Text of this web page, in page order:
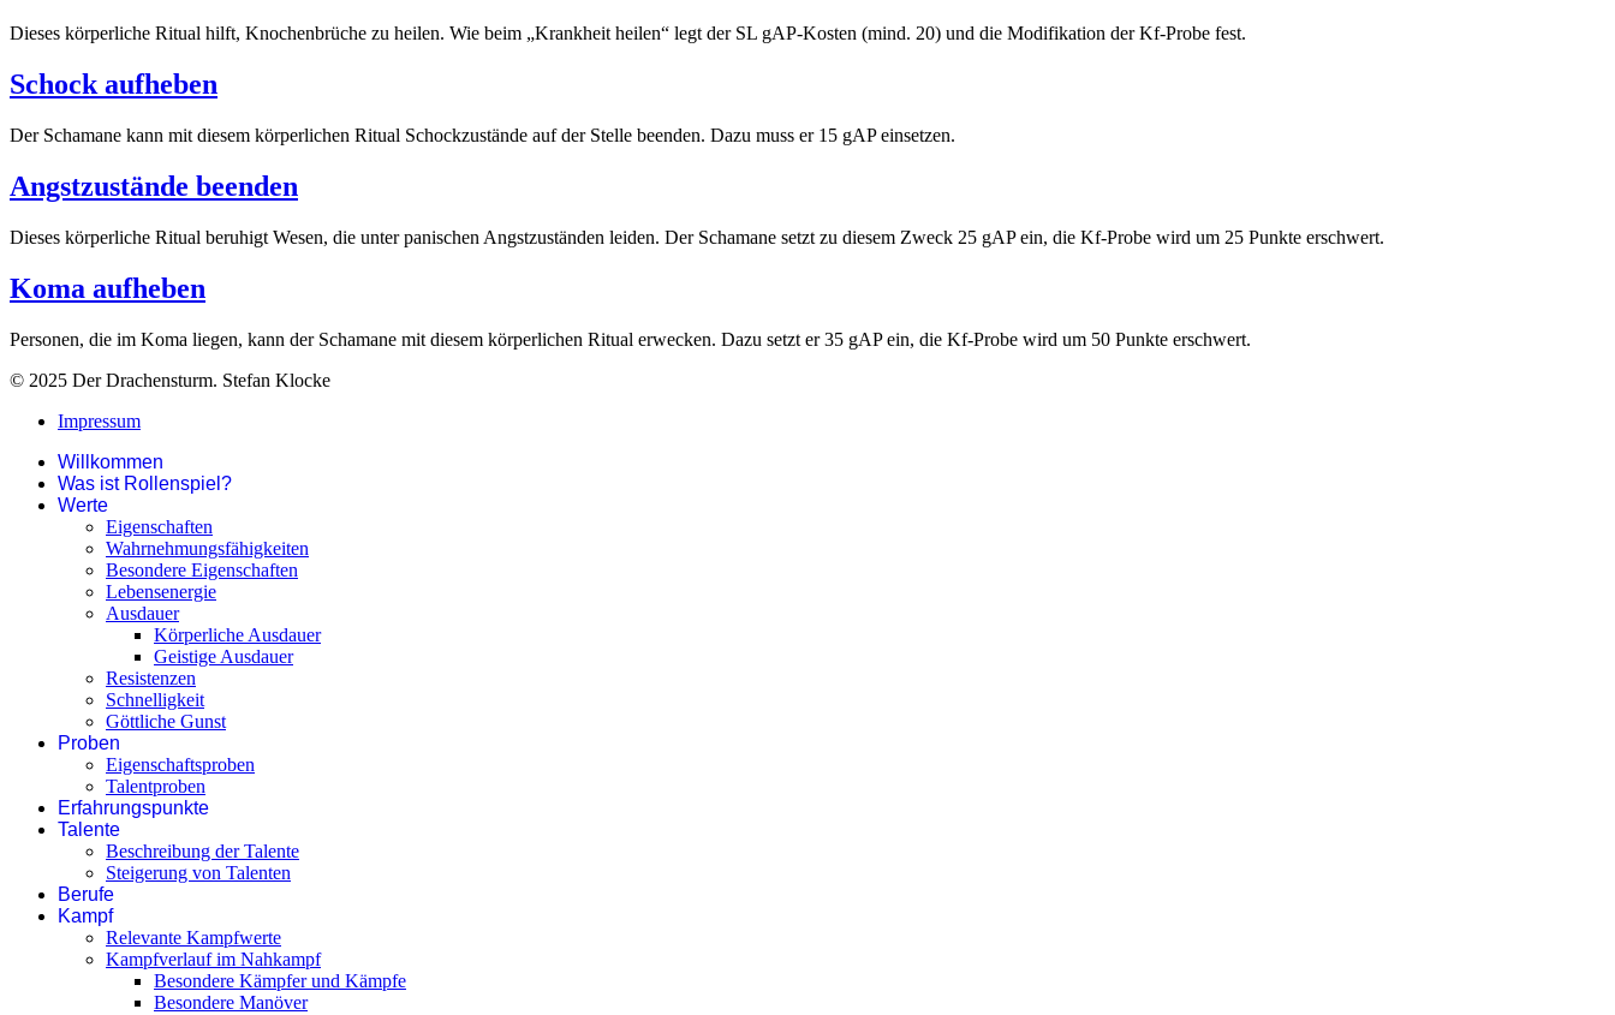
Dieses körperliche Ritual hilft, Knochenbrüche zu heilen. Wie beim „Krankheit heilen“ legt der SL gAP-Kosten (mind. 20) und die Modifikation der Kf-Probe fest.
Schock aufheben
Der Schamane kann mit diesem körperlichen Ritual Schockzustände auf der Stelle beenden. Dazu muss er 15 gAP einsetzen.
Angstzustände beenden
Dieses körperliche Ritual beruhigt Wesen, die unter panischen Angstzuständen leiden. Der Schamane setzt zu diesem Zweck 25 gAP ein, die Kf-Probe wird um 25 Punkte erschwert.
Koma aufheben
Personen, die im Koma liegen, kann der Schamane mit diesem körperlichen Ritual erwecken. Dazu setzt er 35 gAP ein, die Kf-Probe wird um 50 Punkte erschwert.
© 2025 Der Drachensturm. Stefan Klocke
Impressum
Willkommen
Was ist Rollenspiel?
Werte
Eigenschaften
Wahrnehmungsfähigkeiten
Besondere Eigenschaften
Lebensenergie
Ausdauer
Körperliche Ausdauer
Geistige Ausdauer
Resistenzen
Schnelligkeit
Göttliche Gunst
Proben
Eigenschaftsproben
Talentproben
Erfahrungspunkte
Talente
Beschreibung der Talente
Steigerung von Talenten
Berufe
Kampf
Relevante Kampfwerte
Kampfverlauf im Nahkampf
Besondere Kämpfer und Kämpfe
Besondere Manöver